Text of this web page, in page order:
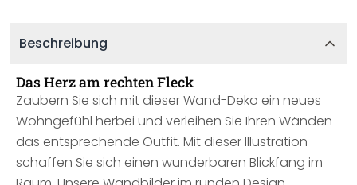
Beschreibung
Das Herz am rechten Fleck
Zaubern Sie sich mit dieser Wand-Deko ein neues
Wohngefühl herbei und verleihen Sie Ihren Wänden
das entsprechende Outfit. Mit dieser Illustration
schaffen Sie sich einen wunderbaren Blickfang im